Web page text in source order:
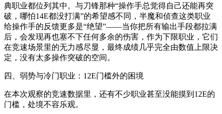
典职业都位列其中。与刀锋那种“操作手总觉得自己还能再突
破，哪怕14E都没打满”的希望感不同，半魔和侦查这类职业
给操作手的反馈更多是“绝望”——当你把所有输出手段都拉满
后，会发现再也塞不下任何多余的伤害，作为下限职业，它们
在竞速场景里的无力感尽显，最终成绩几乎完全由数值上限决
定，没有太多操作突破的空间。
四、弱势与冷门职业：12E门槛外的困境
在本次观察的竞速数据里，还有不少职业甚至没能摸到12E的
门槛，处境不容乐观。